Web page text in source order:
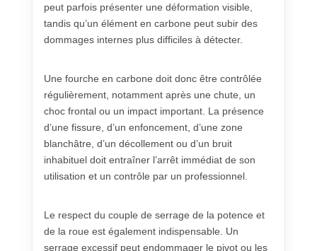
peut parfois présenter une déformation visible,
tandis qu’un élément en carbone peut subir des
dommages internes plus difficiles à détecter.
Une fourche en carbone doit donc être contrôlée
régulièrement, notamment après une chute, un
choc frontal ou un impact important. La présence
d’une fissure, d’un enfoncement, d’une zone
blanchâtre, d’un décollement ou d’un bruit
inhabituel doit entraîner l’arrêt immédiat de son
utilisation et un contrôle par un professionnel.
Le respect du couple de serrage de la potence et
de la roue est également indispensable. Un
serrage excessif peut endommager le pivot ou les